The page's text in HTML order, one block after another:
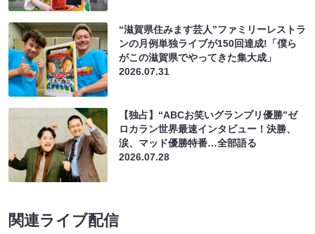
“滋賀県住みます芸人”ファミリーレストラ
ンの月例単独ライブが150回達成!「僕ら
がこの滋賀県でやってきた集大成」
2026.07.31
【独占】“ABCお笑いグランプリ優勝”ゼ
ロカラン世界最速インタビュー！決勝、
涙、マッド優勝特番…全部語る
2026.07.28
関連ライブ配信